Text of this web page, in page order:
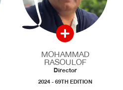
MOHAMMAD
RASOULOF
Director
2024 - 69TH EDITION